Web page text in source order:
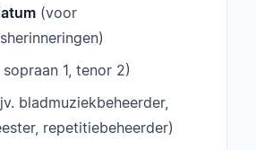
(voor
1, tenor 2)
bladmuziekbeheerder,
repetitiebeheerder)